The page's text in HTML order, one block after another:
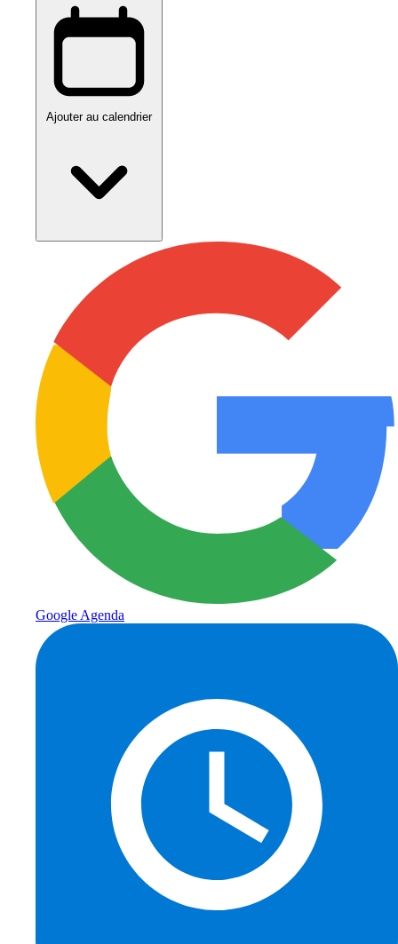
Ajouter au calendrier
Google Agenda